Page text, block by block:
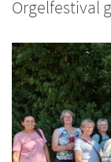
Orgelfestival